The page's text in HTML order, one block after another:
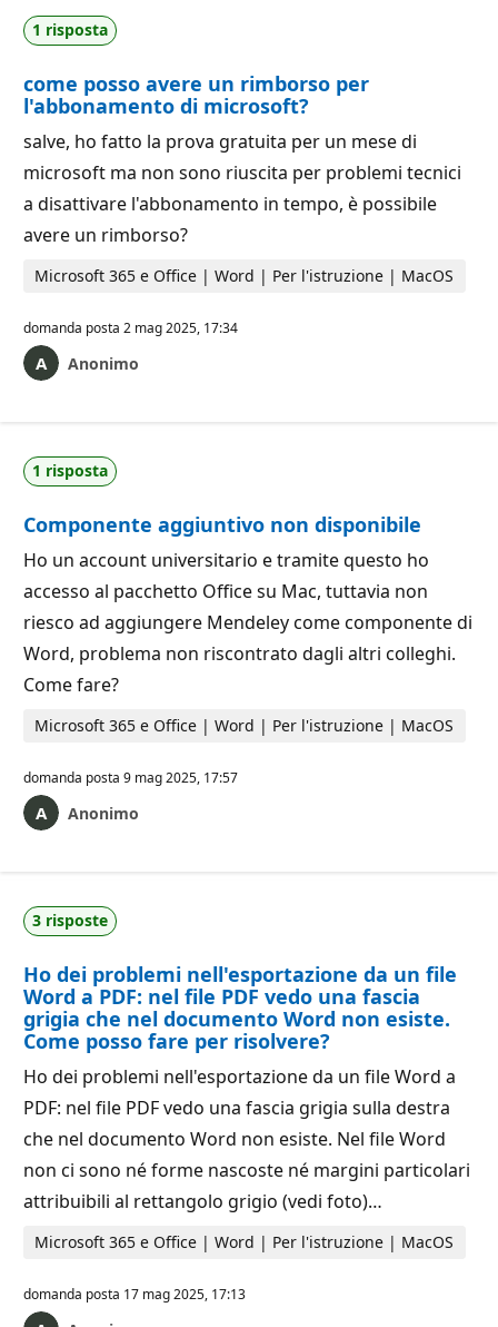
1 risposta
come posso avere un rimborso per
l'abbonamento di microsoft?
salve, ho fatto la prova gratuita per un mese di
microsoft ma non sono riuscita per problemi tecnici
a disattivare l'abbonamento in tempo, è possibile
avere un rimborso?
Microsoft 365 e Office | Word | Per l'istruzione | MacOS
domanda posta 2 mag 2025, 17:34
Anonimo
1 risposta
Componente aggiuntivo non disponibile
Ho un account universitario e tramite questo ho
accesso al pacchetto Office su Mac, tuttavia non
riesco ad aggiungere Mendeley come componente di
Word, problema non riscontrato dagli altri colleghi.
Come fare?
Microsoft 365 e Office | Word | Per l'istruzione | MacOS
domanda posta 9 mag 2025, 17:57
Anonimo
3 risposte
Ho dei problemi nell'esportazione da un file
Word a PDF: nel file PDF vedo una fascia
grigia che nel documento Word non esiste.
Come posso fare per risolvere?
Ho dei problemi nell'esportazione da un file Word a
PDF: nel file PDF vedo una fascia grigia sulla destra
che nel documento Word non esiste. Nel file Word
non ci sono né forme nascoste né margini particolari
attribuibili al rettangolo grigio (vedi foto)…
Microsoft 365 e Office | Word | Per l'istruzione | MacOS
domanda posta 17 mag 2025, 17:13